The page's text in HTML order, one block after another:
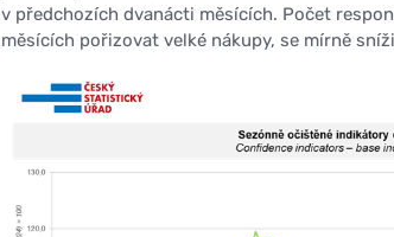
v předchozích dvanácti měsících. Počet
měsících pořizovat velké nákupy, se mírně